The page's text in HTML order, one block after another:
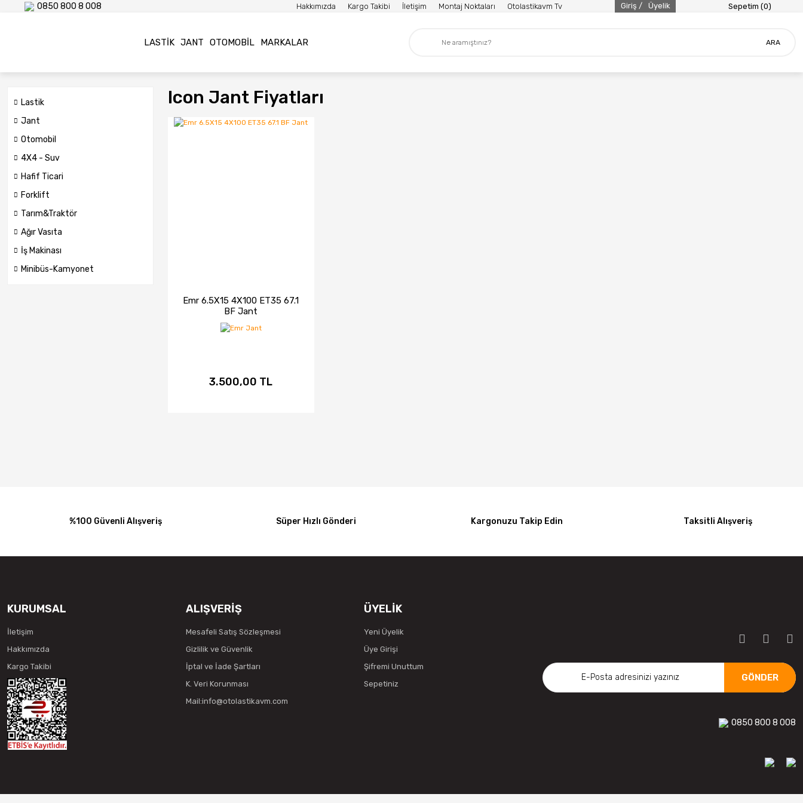
0850 800 8 008 Hakkımızda Kargo Takibi İletişim Montaj Noktaları Otolastikavm Tv Giriş / Üyelik Sepetim (0)
LASTIK JANT OTOMOBIL MARKALAR ARA
Lastik
Jant
Otomobil
4X4 - Suv
Hafif Ticari
Forklift
Tarım&Traktör
Ağır Vasıta
İş Makinası
Minibüs-Kamyonet
Icon Jant Fiyatları
Emr 6.5X15 4X100 ET35 67.1
BF Jant
3.500,00 TL
İNCELE SATIN AL
%100 Güvenli Alışveriş Süper Hızlı Gönderi Kargonuzu Takip Edin Taksitli Alışveriş
KURUMSAL
İletişim
Hakkımızda
Kargo Takibi
ALIŞVERİŞ
Mesafeli Satış Sözleşmesi
Gizlilik ve Güvenlik
İptal ve İade Şartları
K. Veri Korunması
Mail:info@otolastikavm.com
ÜYELİK
Yeni Üyelik
Üye Girişi
Şifremi Unuttum
Sepetiniz
GÖNDER
0850 800 8 008